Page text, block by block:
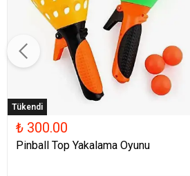
Tükendi
₺ 300.00
Pinball Top Yakalama Oyunu